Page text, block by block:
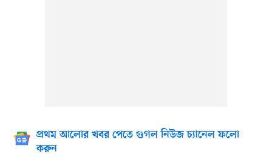
প্রথম আলোর খবর পেতে গুগল নিউজ চ্যানেল ফলো
করুন